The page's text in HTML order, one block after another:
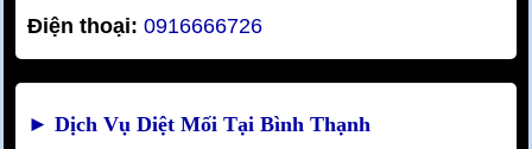
Điện thoại: 0916666726
► Dịch Vụ Diệt Mối Tại Bình Thạnh